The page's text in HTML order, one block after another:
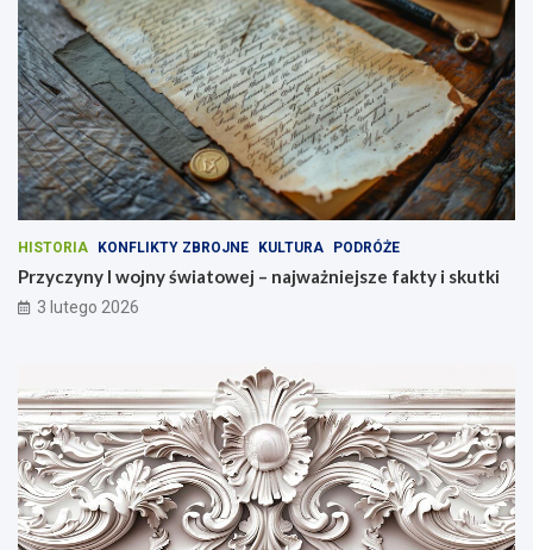
HISTORIA KONFLIKTY ZBROJNE KULTURA PODRÓŻE
Przyczyny I wojny światowej – najważniejsze fakty i skutki
3 lutego 2026